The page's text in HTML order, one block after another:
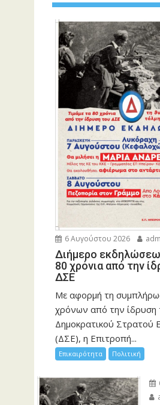
6 Αυγούστου 2026
Διήμερο
80 χρόνια από την
ΔΣΕ
Με αφορμή τη
χρόνων από την ίδρυση
Δημοκρατικού Στρατού
(ΔΣΕ), η Επιτροπή...
Επικαιρότητα Πολιτική